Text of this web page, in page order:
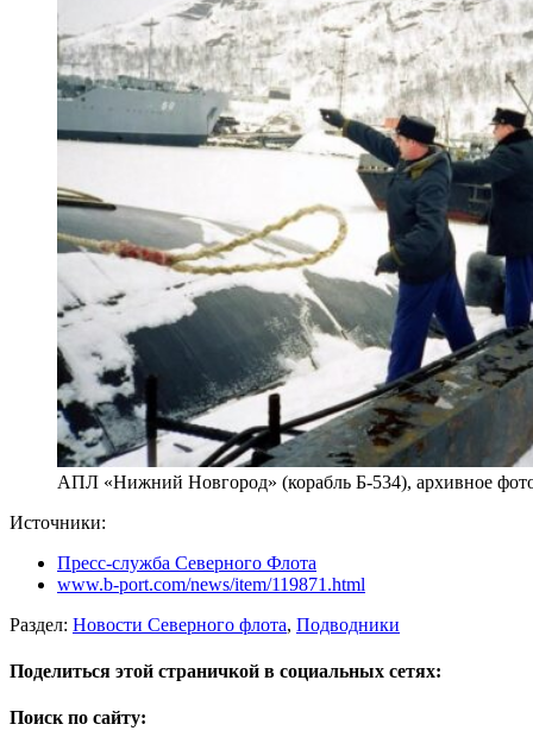
АПЛ «Нижний Новгород» (корабль Б-534), архивное
Источники:
Пресс-служба Северного Флота
www.b-port.com/news/item/119871.html
Раздел: Новости Северного флота, Подводники
Поделиться этой страничкой в социальных сетях:
Поиск по сайту: